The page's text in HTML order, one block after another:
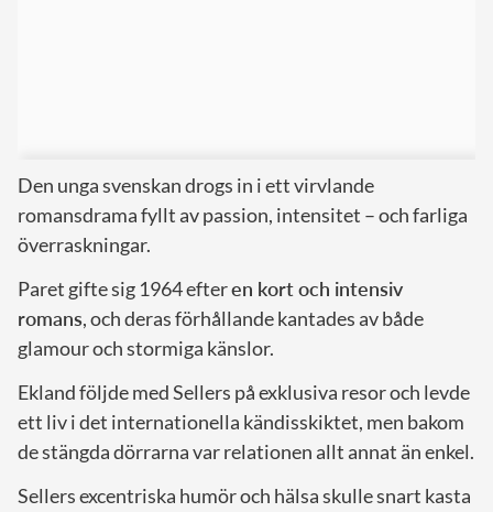
Den unga svenskan drogs in i ett virvlande
romansdrama fyllt av passion, intensitet – och farliga
överraskningar.
Paret gifte sig 1964 efteren kort och intensiv
romans, och deras förhållande kantades av både
glamour och stormiga känslor.
Ekland följde med Sellers på exklusiva resor och levde
ett liv i det internationella kändisskiktet, men bakom
de stängda dörrarna var relationen allt annat än enkel.
Sellers excentriska humör och hälsa skulle snart kasta